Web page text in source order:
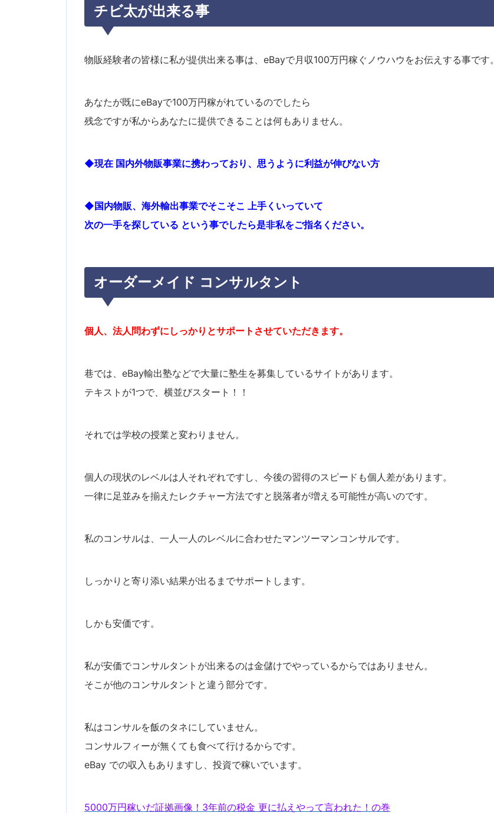
チビ太が出来る事
物販経験者の皆様に私が提供出来る事は、eBayで月収100万円稼ぐノウハウをお伝えする事です。
あなたが既にeBayで100万円稼がれているのでしたら
残念ですが私からあなたに提供できることは何もありません。
◆現在 国内外物販事業に携わっており、思うように利益が伸びない方
◆国内物販、海外輸出事業でそこそこ 上手くいっていて
次の一手を探している という事でしたら是非私をご指名ください。
オーダーメイド コンサルタント
個人、法人問わずにしっかりとサポートさせていただきます。
巷では、eBay輸出塾などで大量に塾生を募集しているサイトがあります。
テキストが1つで、横並びスタート！！
それでは学校の授業と変わりません。
個人の現状のレベルは人それぞれですし、今後の習得のスピードも個人差があります。
一律に足並みを揃えたレクチャー方法ですと脱落者が増える可能性が高いのです。
私のコンサルは、一人一人のレベルに合わせたマンツーマンコンサルです。
しっかりと寄り添い結果が出るまでサポートします。
しかも安価です。
私が安価でコンサルタントが出来るのは金儲けでやっているからではありません。
そこが他のコンサルタントと違う部分です。
私はコンサルを飯のタネにしていません。
コンサルフィーが無くても食べて行けるからです。
eBay での収入もありますし、投資で稼いでいます。
5000万円稼いだ証拠画像！3年前の税金 更に払えやって言われた！の巻